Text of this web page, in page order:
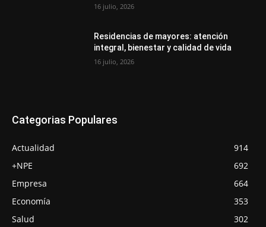
16 julio, 2026
Residencias de mayores: atención
integral, bienestar y calidad de vida
16 julio, 2026
Categorias Populares
Actualidad
914
+NPE
692
Empresa
664
Economía
353
Salud
302